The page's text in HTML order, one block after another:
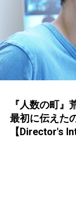
『人数の町
最初に伝えた
【Director's